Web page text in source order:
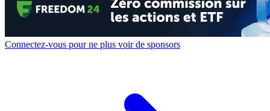
Connectez-vous pour ne plus voir de sponsors